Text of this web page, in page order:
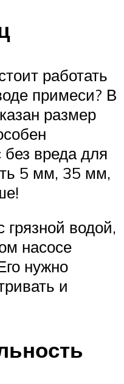
работать
примеси? В
размер
без вреда для
5 мм, 35 мм,
грязной водой,
насосе
нужно
и